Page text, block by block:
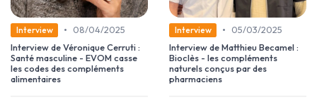
Interview •
08/04/2025
Interview de Véronique Cerruti :
Santé masculine - EVOM casse
les codes des compléments
alimentaires
Interview •
05/03/2025
Interview de Matthieu Becamel :
Bioclès - les compléments
naturels conçus par des
pharmaciens